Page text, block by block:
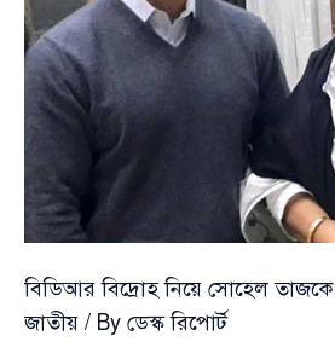
বিডিআর বিদ্রোহ নিয়ে সোহেল তাজকে
জাতীয় / By ডেস্ক রিপোর্ট